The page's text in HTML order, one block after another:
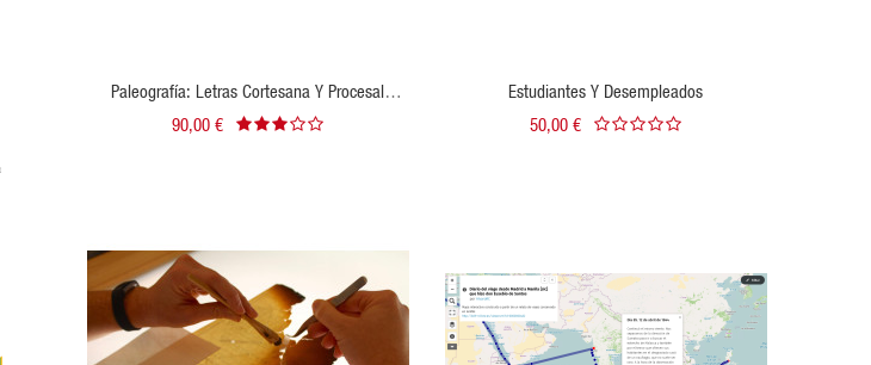
Paleografía: Letras Cortesana Y Procesal
Encadenada
90,00 €
Estudiantes Y Desempleados
50,00 €
VISTA RÁPIDA VISTA RÁPIDA